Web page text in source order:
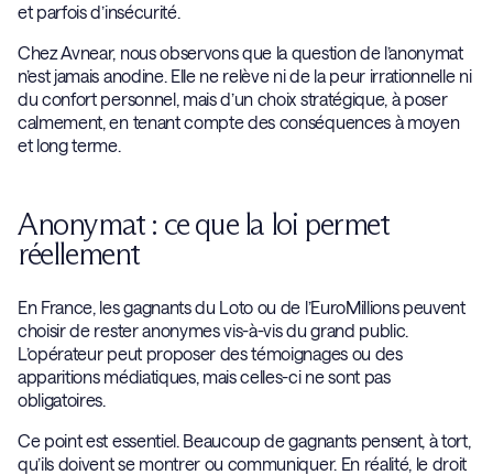
et parfois d’insécurité.
Chez Avnear, nous observons que la question de l’anonymat
n’est jamais anodine. Elle ne relève ni de la peur irrationnelle ni
du confort personnel, mais d’un choix stratégique, à poser
calmement, en tenant compte des conséquences à moyen
et long terme.
Anonymat : ce que la loi permet
réellement
En France, les gagnants du Loto ou de l’EuroMillions peuvent
choisir de rester anonymes vis-à-vis du grand public.
L’opérateur peut proposer des témoignages ou des
apparitions médiatiques, mais celles-ci ne sont pas
obligatoires.
Ce point est essentiel. Beaucoup de gagnants pensent, à tort,
qu’ils doivent se montrer ou communiquer. En réalité, le droit